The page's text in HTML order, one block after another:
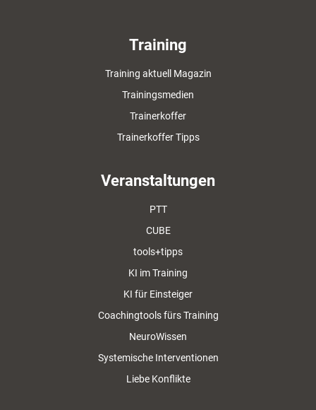
Training
Training aktuell Magazin
Trainingsmedien
Trainerkoffer
Trainerkoffer Tipps
Veranstaltungen
PTT
CUBE
tools+tipps
KI im Training
KI für Einsteiger
Coachingtools fürs Training
NeuroWissen
Systemische Interventionen
Liebe Konflikte